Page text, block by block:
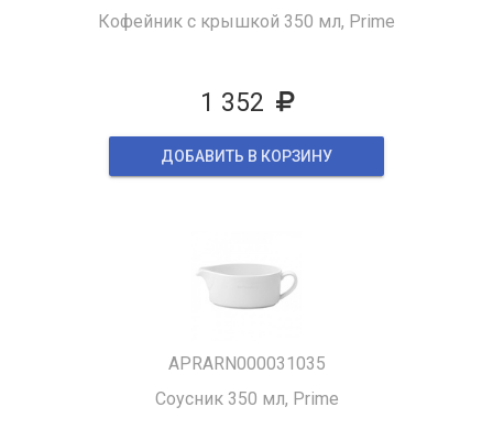
Кофейник с крышкой 350 мл, Prime
1 352
ДОБАВИТЬ В КОРЗИНУ
APRARN000031035
Соусник 350 мл, Prime